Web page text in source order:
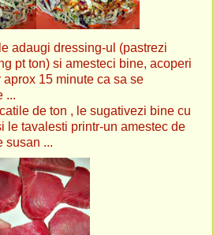
adaugi dressing-ul (pastrezi
pt ton) si amesteci bine, acoperi
15 minute ca sa se
...
de ton , le sugativezi bine cu
le tavalesti printr-un amestec de
susan ...